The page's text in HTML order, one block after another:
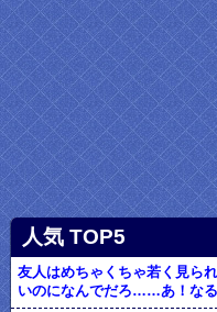
人気 TOP5
友人はめちゃくちゃ若く見ら
いのになんでだろ……あ！なる